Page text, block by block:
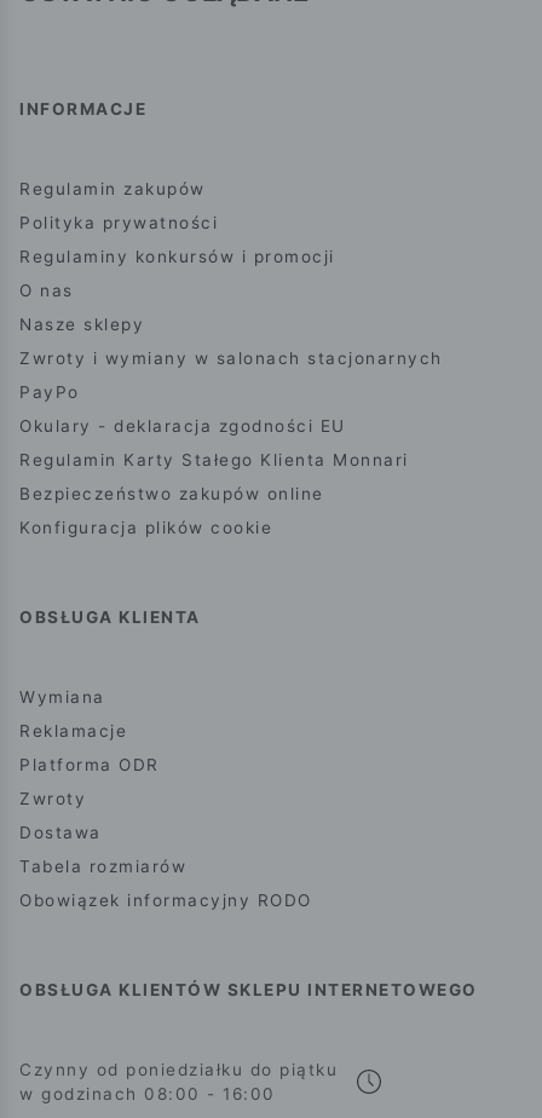
INFORMACJE
Regulamin zakupów
Polityka prywatności
Regulaminy konkursów i promocji
O nas
Nasze sklepy
Zwroty i wymiany w salonach stacjonarnych
PayPo
Okulary - deklaracja zgodności EU
Regulamin Karty Stałego Klienta Monnari
Bezpieczeństwo zakupów online
Konfiguracja plików cookie
OBSŁUGA KLIENTA
Wymiana
Reklamacje
Platforma ODR
Zwroty
Dostawa
Tabela rozmiarów
Obowiązek informacyjny RODO
OBSŁUGA KLIENTÓW SKLEPU INTERNETOWEGO
Czynny od poniedziałku do piątku
w godzinach 08:00 - 16:00